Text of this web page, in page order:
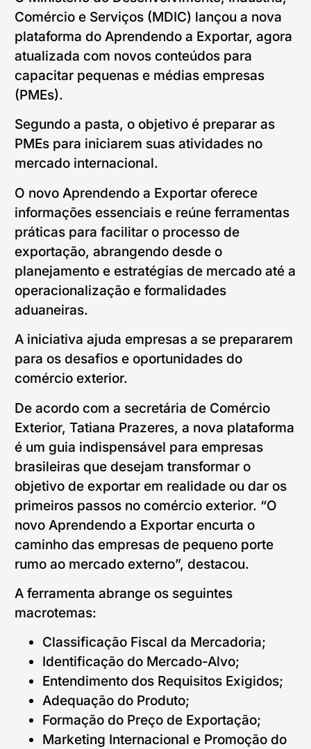
Comércio e Serviços (MDIC) lançou a nova
plataforma do Aprendendo a Exportar, agora
atualizada com novos conteúdos para
capacitar pequenas e médias empresas
(PMEs).
Segundo a pasta, o objetivo é preparar as
PMEs para iniciarem suas atividades no
mercado internacional.
O novo Aprendendo a Exportar oferece
informações essenciais e reúne ferramentas
práticas para facilitar o processo de
exportação, abrangendo desde o
planejamento e estratégias de mercado até a
operacionalização e formalidades
aduaneiras.
A iniciativa ajuda empresas a se prepararem
para os desafios e oportunidades do
comércio exterior.
De acordo com a secretária de Comércio
Exterior, Tatiana Prazeres, a nova plataforma
é um guia indispensável para empresas
brasileiras que desejam transformar o
objetivo de exportar em realidade ou dar os
primeiros passos no comércio exterior. “O
novo Aprendendo a Exportar encurta o
caminho das empresas de pequeno porte
rumo ao mercado externo”, destacou.
A ferramenta abrange os seguintes
macrotemas:
Classificação Fiscal da Mercadoria;
Identificação do Mercado-Alvo;
Entendimento dos Requisitos Exigidos;
Adequação do Produto;
Formação do Preço de Exportação;
Marketing Internacional e Promoção do